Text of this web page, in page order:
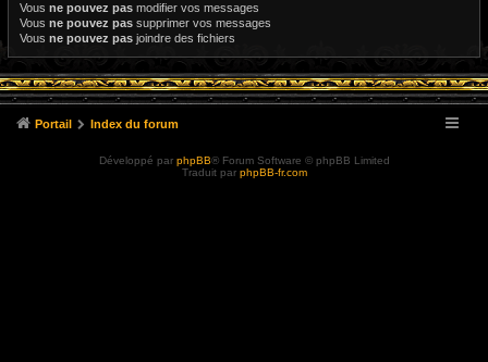
Vous ne pouvez pas modifier vos messages
Vous ne pouvez pas supprimer vos messages
Vous ne pouvez pas joindre des fichiers
Portail Index du forum
Développé par phpBB® Forum Software © phpBB Limited
Traduit par phpBB-fr.com